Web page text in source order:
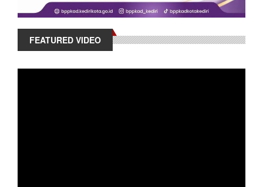
FEATURED VIDEO